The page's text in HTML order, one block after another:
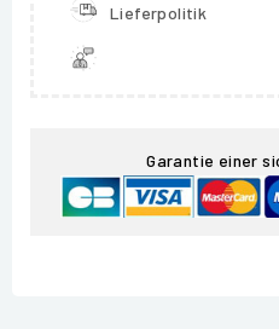
Lieferpolitik
Garantie einer